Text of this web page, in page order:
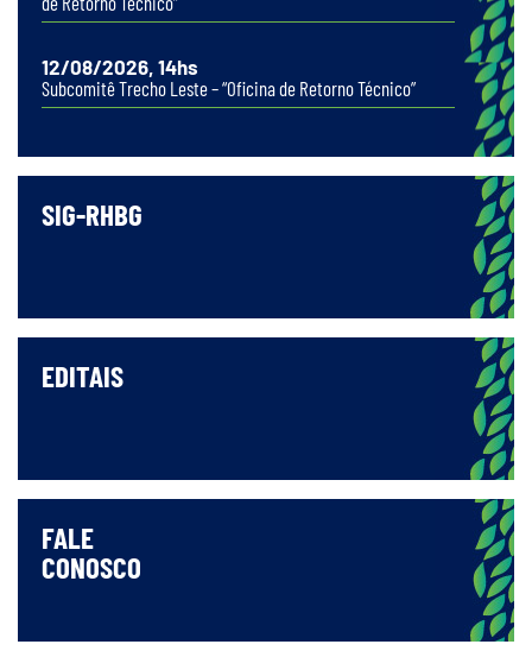
12/08/2026, 14hs
Subcomitê Trecho Leste – “Oficina de Retorno Técnico”
SIG-RHBG
EDITAIS
FALE
CONOSCO